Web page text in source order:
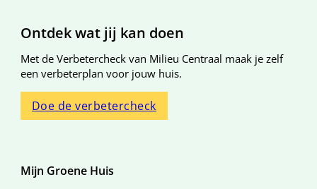
Algemene informatie
Ontdek wat jij kan doen
Met de Verbetercheck van Milieu Centraal maak je zelf
een verbeterplan voor jouw huis.
Doe de verbetercheck
Mijn Groene Huis